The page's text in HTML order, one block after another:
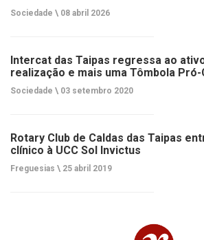
Sociedade \ 08 abril 2026
Intercat das Taipas regressa ao
realização e mais uma Tômbola Pró-
Sociedade \ 03 setembro 2020
Rotary Club de Caldas das Taipas
clínico à UCC Sol Invictus
Freguesias \ 25 abril 2019